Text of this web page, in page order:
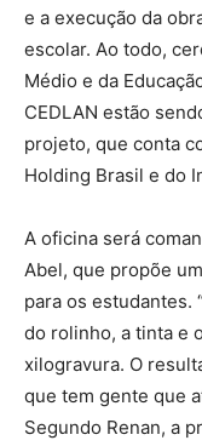
e a execução da
escolar. Ao todo,
Médio e da
CEDLAN estão
projeto, que conta
Holding Brasil e do
A oficina será
Abel, que propõe
para os estudantes.
do rolinho, a tinta e
xilogravura. O
que tem gente que
Segundo Renan, a